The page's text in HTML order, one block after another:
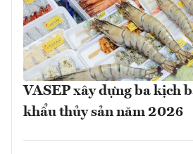
VASEP xây dựng ba kịch
khẩu thủy sản năm 2026